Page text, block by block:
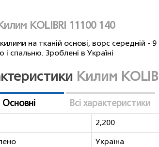
KOLIBRI 11100 140
килими на тканій основі, ворс середній -
і спальню. Зроблені в Україні
Килим
Основні Всі характеристики
2,200
Україна